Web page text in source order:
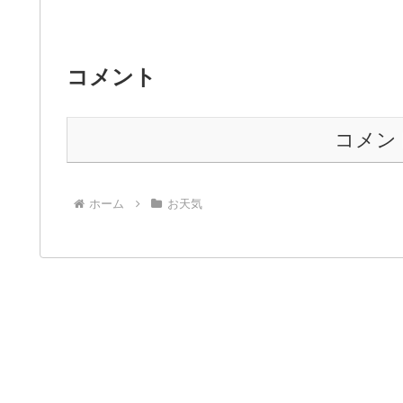
コメント
コメン
ホーム お天気